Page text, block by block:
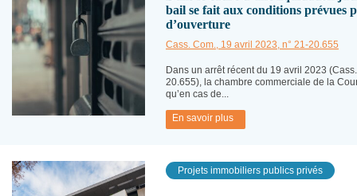
bail se fait aux conditions prévues
d’ouverture
Cass. Com., 19 avril 2023, n° 21-20.655
Dans un arrêt récent du 19 avril 2023
20.655), la chambre commerciale de la
qu’en cas de...
En savoir plus
Projets immobiliers publics privés